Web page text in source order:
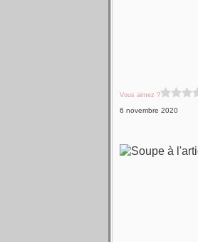
Vous aimez ?
6 novembre 2020